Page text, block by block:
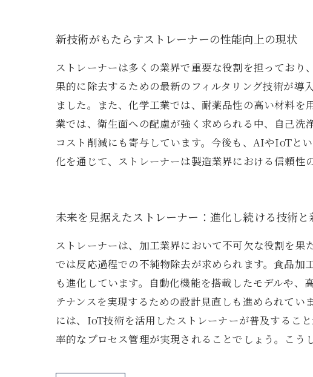
新技術がもたらすストレーナーの性能向上の現状
ストレーナーは多くの業界で重要な役割を担ってお
果的に除去するための最新のフィルタリング技術が導
ました。また、化学工業では、耐薬品性の高い材料
業では、衛生面への配慮が強く求められる中、自己洗
コスト削減にも寄与しています。今後も、AIやIoTと
化を通じて、ストレーナーは製造業界における信頼性
未来を見据えたストレーナー：進化し続ける技術
ストレーナーは、加工業界において不可欠な役割を
では反応過程での不純物除去が求められます。食品
も進化しています。自動化機能を搭載したモデルや
テナンスを実現するための設計見直しも進められて
には、IoT技術を活用したストレーナーが普及するこ
率的なプロセス管理が実現されることでしょう。こう